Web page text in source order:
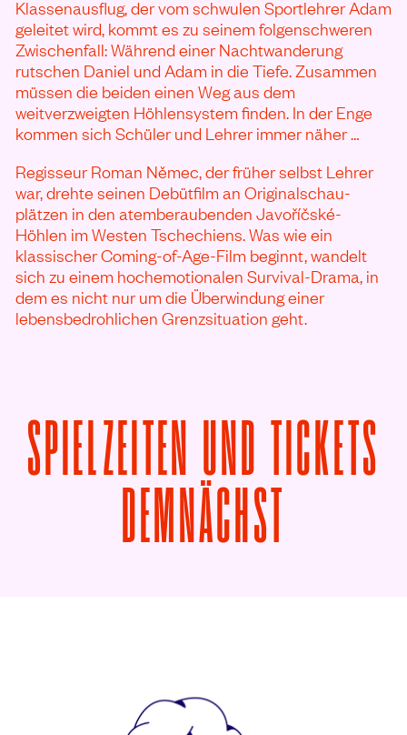
Klassenausflug, der vom schwulen Sportlehrer Adam
geleitet wird, kommt es zu seinem folgenschweren
Zwischenfall: Während einer Nachtwanderung
rutschen Daniel und Adam in die Tiefe. Zusammen
müssen die beiden einen Weg aus dem
weitverzweigten Höhlensystem finden. In der Enge
kommen sich Schüler und Lehrer immer näher …
Regisseur Roman Němec, der früher selbst Lehrer
war, drehte seinen Debütfilm an Originalschau-
plätzen in den atemberaubenden Javoříčské-
Höhlen im Westen Tschechiens. Was wie ein
klassischer Coming-of-Age-Film beginnt, wandelt
sich zu einem hochemotionalen Survival-Drama, in
dem es nicht nur um die Überwindung einer
lebensbedrohlichen Grenzsituation geht.
SPIELZEITEN UND TICKETS
DEMNÄCHST